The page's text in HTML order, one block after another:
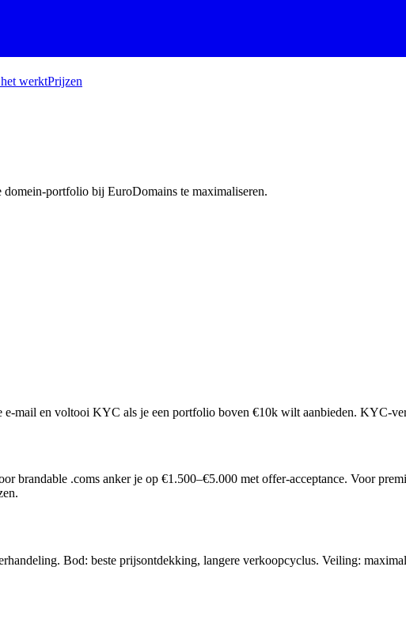
werktPrijzen
portfolio bij EuroDomains te maximaliseren.
e-mail en voltooi KYC als je een portfolio boven €10k wilt aanbieden. KYC-
brandable .coms anker je op €1.500–€5.000 met offer-acceptance. Voor
Bod: beste prijsontdekking, langere verkoopcyclus. Veiling: